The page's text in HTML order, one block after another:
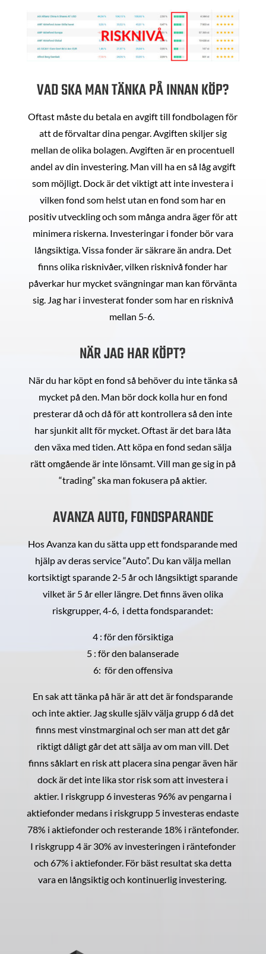
VAD SKA MAN TÄNKA PÅ INNAN KÖP?
Oftast måste du betala en avgift till fondbolagen för
att de förvaltar dina pengar. Avgiften skiljer sig
mellan de olika bolagen. Avgiften är en procentuell
andel av din investering. Man vill ha en så låg avgift
som möjligt. Dock är det viktigt att inte investera i
vilken fond som helst utan en fond som har en
positiv utveckling och som många andra äger för att
minimera riskerna. Investeringar i fonder bör vara
långsiktiga. Vissa fonder är säkrare än andra. Det
finns olika risknivåer, vilken risknivå fonder har
påverkar hur mycket svängningar man kan förvänta
sig. Jag har i investerat fonder som har en risknivå
mellan 5-6.
NÄR JAG HAR KÖPT?
När du har köpt en fond så behöver du inte tänka så
mycket på den. Man bör dock kolla hur en fond
presterar då och då för att kontrollera så den inte
har sjunkit allt för mycket. Oftast är det bara låta
den växa med tiden. Att köpa en fond sedan sälja
rätt omgående är inte lönsamt. Vill man ge sig in på
“trading” ska man fokusera på aktier.
AVANZA AUTO, FONDSPARANDE
Hos Avanza kan du sätta upp ett fondsparande med
hjälp av deras service “Auto”. Du kan välja mellan
kortsiktigt sparande 2-5 år och långsiktigt sparande
vilket är 5 år eller längre. Det finns även olika
riskgrupper, 4-6, i detta fondsparandet:
4 : för den försiktiga
5 : för den balanserade
6: för den offensiva
En sak att tänka på här är att det är fondsparande
och inte aktier. Jag skulle själv välja grupp 6 då det
finns mest vinstmarginal och ser man att det går
riktigt dåligt går det att sälja av om man vill. Det
finns såklart en risk att placera sina pengar även här
dock är det inte lika stor risk som att investera i
aktier. I riskgrupp 6 investeras 96% av pengarna i
aktiefonder medans i riskgrupp 5 investeras endaste
78% i aktiefonder och resterande 18% i räntefonder.
I riskgrupp 4 är 30% av investeringen i räntefonder
och 67% i aktiefonder. För bäst resultat ska detta
vara en långsiktig och kontinuerlig investering.